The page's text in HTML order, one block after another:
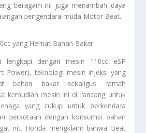
beragam ini juga menambah daya
pengendara muda Motor Beat.
yang Hemat Bahan Bakar
lengkapi dengan mesin 110cc eSP
Power), teknologi mesin injeksi yang
bahan bakar sekaligus ramah
kemudian mesin ini di rancang untuk
yang cukup untuk berkendara
perkotaan dengan konsumsi bahan
irit. Honda mengklaim bahwa Beat